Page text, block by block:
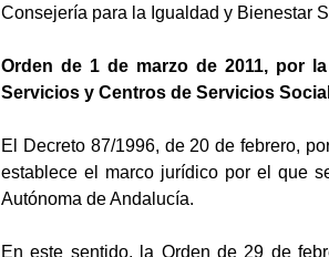
Consejería para la Igualdad y Bienestar
Orden de 1 de marzo de 2011, por
Servicios y Centros de Servicios
El Decreto 87/1996, de 20 de febrero,
establece el marco jurídico por el que
Autónoma de Andalucía.
En este sentido, la Orden de 29 de